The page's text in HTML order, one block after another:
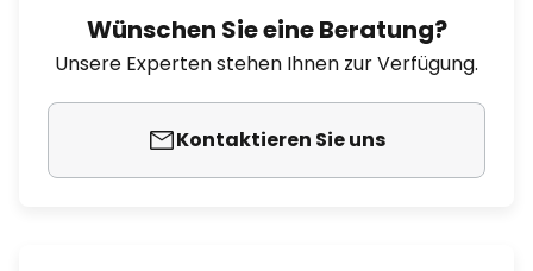
Wünschen Sie eine Beratung?
Unsere Experten stehen Ihnen zur Verfügung.
Kontaktieren Sie uns